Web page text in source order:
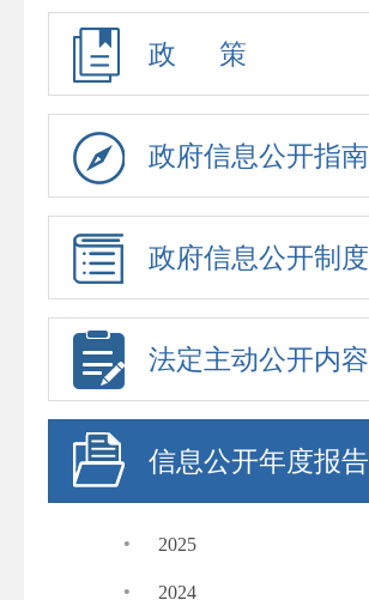
政 策
政府信息公开指南
政府信息公开制度
法定主动公开内容
信息公开年度报告
· 2025
2024